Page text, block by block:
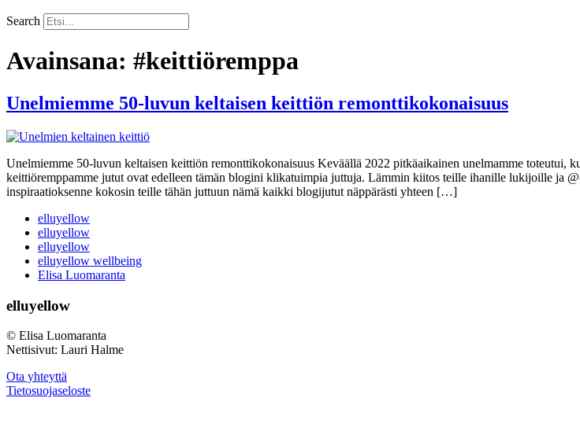
Search
Avainsana: #keittiöremppa
Unelmiemme 50-luvun keltaisen keittiön remonttikokonaisuus
Unelmiemme 50-luvun keltaisen keittiön remonttikokonaisuus Keväällä 2022 pitkäaikainen unelmamme toteutui,
keittiöremppamme jutut ovat edelleen tämän blogini klikatuimpia juttuja. Lämmin kiitos teille ihanille lukijoille ja
inspiraatioksenne kokosin teille tähän juttuun nämä kaikki blogijutut näppärästi yhteen […]
elluyellow
elluyellow
elluyellow
elluyellow wellbeing
Elisa Luomaranta
elluyellow
© Elisa Luomaranta
Nettisivut: Lauri Halme
Ota yhteyttä
Tietosuojaseloste